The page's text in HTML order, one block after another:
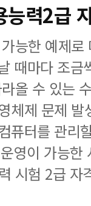
력2급
능한 예제
때마다 조금
올 수 있는
체제 문제
퓨터를 관리
영이 가능
시험 2급 자